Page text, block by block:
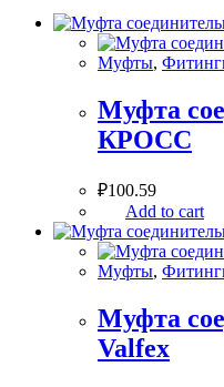
Муфты,
Муфта
КРОСС
₽100.59
Add to cart
Муфты,
Муфта
Valfex